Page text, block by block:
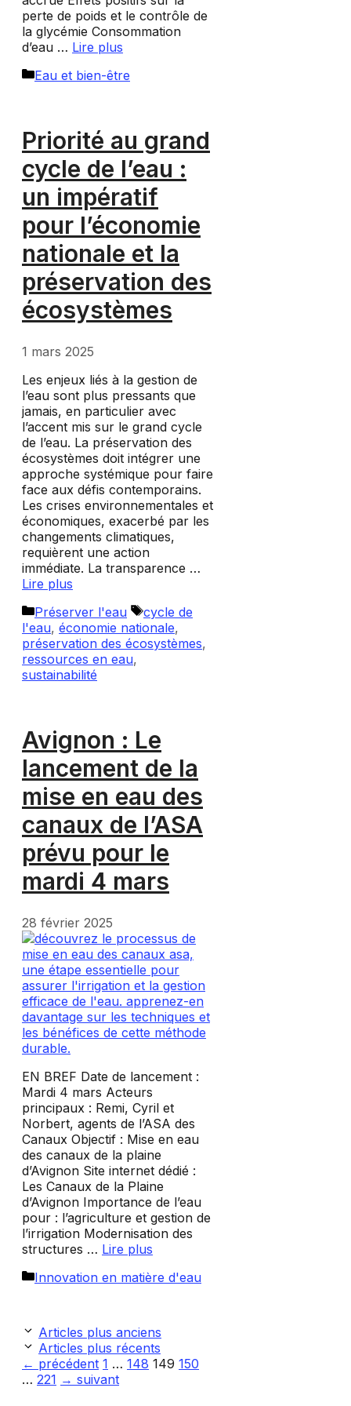
perte de poids et le contrôle de
la glycémie Consommation
d’eau … Lire plus
Catégories
Eau et bien-être
Priorité au grand
cycle de l’eau :
un impératif
pour l’économie
nationale et la
préservation des
écosystèmes
1 mars 2025
Les enjeux liés à la gestion de
l’eau sont plus pressants que
jamais, en particulier avec
l’accent mis sur le grand cycle
de l’eau. La préservation des
écosystèmes doit intégrer une
approche systémique pour faire
face aux défis contemporains.
Les crises environnementales et
économiques, exacerbé par les
changements climatiques,
requièrent une action
immédiate. La transparence …
Lire plus
Catégories
Préserver l'eau Étiquettes
cycle de
l'eau, économie nationale,
préservation des écosystèmes,
ressources en eau,
sustainabilité
Avignon : Le
lancement de la
mise en eau des
canaux de l’ASA
prévu pour le
mardi 4 mars
28 février 2025
EN BREF Date de lancement :
Mardi 4 mars Acteurs
principaux : Remi, Cyril et
Norbert, agents de l’ASA des
Canaux Objectif : Mise en eau
des canaux de la plaine
d’Avignon Site internet dédié :
Les Canaux de la Plaine
d’Avignon Importance de l’eau
pour : l’agriculture et gestion de
l’irrigation Modernisation des
structures … Lire plus
Catégories
Innovation en matière d'eau
Articles plus anciens
Articles plus récents
← précédent Page
1 … Page
148 Page
149 Page
150
… Page
221 → suivant